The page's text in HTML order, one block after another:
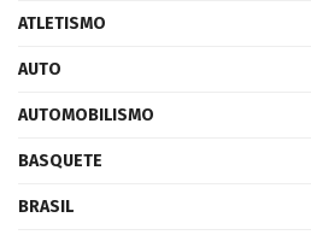
ATLETISMO
AUTO
AUTOMOBILISMO
BASQUETE
BRASIL